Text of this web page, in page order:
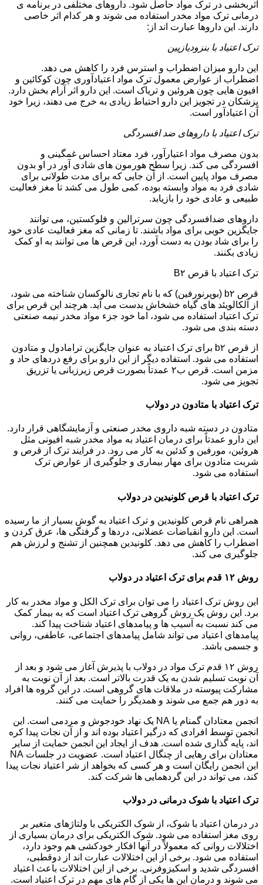
اثربخشی در ترک مواد حاصل شود. داروهای مختلفی در برنامه ی
درمانی ترک مواد مخدر استفاده می شوند و هر کدام اثر خاصی
دارند. این داروها عبارت اند از:
ترک اعتیاد با بنزودیازپین
این دارو میزان اضطراب و استرس فرد را کاهش می دهد.
اضطراب از عوارض معمول ترک مواد اعتیادآوری چون کوکائین و
افیون هایی چون هروئین و تریاک است. این دارو اثر آرام بخش دارد.
پزشکان در تجویز این دارو احتیاط زیادی به خرج می دهند، زیرا خود
آن اعتیادآور است.
ترک اعتیاد با داروهای ضد افسردگی
بدون مصرف مواد اعتیارآور، فرد معتاد احساس غمگینی و
افسردگی می کند. زیرا سطح هورمون های شادی آور در او بدون
مصرف مواد پایین است. از آن جایی که برای مدت طولانی برای
شادی فرد به مواد وابسته بوده، کمی طول می کشد تا مغز فعالیت
طبیعی و عادی خود را بازیابد.
داروهای ضدافسردگی چون سرترالین و فلوکستین، می توانند
جایگزین خوبی برای مواد باشند. تا زمانی که مغز فعالیت عادی خود
را برای شاد بودن به دست آورد، این قرص ها می توانند به او کمک
زیادی بکنند.
ترک اعتیاد با قرص B۲
قرص b۲ (بوپرنورفین) که با نام تجاری نالوکسان شناخته می شود،
از آلکالویئد های گیاه خشخاش بدست می آید. هرچند این قرص برای
ترک اعتیاد استفاده می شود، اما خود جزء مواد مخدر نیمه صنعتی
دسته بندی می شود.
از قرص b۲ برای ترک اعتیاد به عنوان جایگزین ترامادول و متادون
استفاده می شود. استفاده دیگر از این دارو برای رفع دردهای حاد و
مزمن است. قرص ب۲ عمدتاً بصورت قرص زیرزبانی یا تزریق
تجویز می شود.
ترک اعتیاد با متادون در دولاب
متادون در دسته شبه داروی مخدر صنعتی و آزمایشگاهی قرار دارد.
این دارو عمدتاً برای درمان اعتیاد به مواد مخدر شبه افیونی مثل
هروئین، مورفین و کدئین به کار می رود. در فرایند ترک از قرص و
شربت متادون برای مهار بیماری و جلوگیری از عوارض ترک
استفاده می شود.
ترک اعتیاد با قرص کلونیدین در دولاب
همراهی نام قرص کلونیدین و ترک اعتیاد به گوش بسیار از ما رسیده
است. این دارو انقباضات عضلانی، دردها و گرفتگی ها، عرق کردن و
اضطراب را کاهش می دهد. کلونیدین همچنین از تشنج و لرزش هم
جلوگیری می کند.
روش ۱۲ قدم برای ترک اعتیاد در دولاب
این روش ترک اعتیاد را می توان برای ترک الکل و مواد مخدر به کار
برد. این روش یک روش گروهی ترک اعتیاد است که به بیمار کمک
می کند نسبت به آسیب ها و پیامدهای اعتیاد شناخت پیدا کند.
پیامدهای اعتیاد می تواند شامل پیامدهای اجتماعی، عاطفی، روانی
و جسمی باشد.
روش ۱۲ قدم ترک مواد در دولاب با پذیرش آغاز می شود و بعد از
آن نوبت تسلیم شدن به یک قدرت بالاتر است. بعد از آن نوبت به
مشارکت پیوسته در ملاقات های گروهی است. در این گروه ها افراد
به دور هم جمع می شوند و همدیگر را حمایت می کنند.
انجمن معتادان گمنام یا NA یک نهاد خودجوش و مردمی است. این
انجمن توسط افرادی که درگیر اعتیاد بوده اند و از آن نجات پیدا کره
اند، پایه گذاری شده است. هدف از ایجاد این انجمن حمایت از سایر
معتادان برای رهایی از چنگال اعتیاد است. عضویت در جلسات NA
این انجمن رایگان است و هر کسی که بخواهد از شر اعتیاد نجات پیدا
کند، می تواند در این گردهمایی ها شرکت کند.
ترک اعتیاد با شوک درمانی در دولاب
در درمان اعتیاد با شوک، از شوک الکتریکی با ولتاژهای متغیر بر
روی مغز استفاده می شود. شوک الکتریکی برای درمان بسیاری از
اختلالات روانی که معمولاً در آنها افکار خودکشی هم وجود دارد،
استفاده می شود. برخی از این اختلالات عبارت اند از دوقطبی،
افسردگی شدید و اسکیزوفرنی. برخی از این اختلالات باعث اعتیاد
می شوند و درمان این ها یکی از گام های مهم در ترک اعتیاد است.